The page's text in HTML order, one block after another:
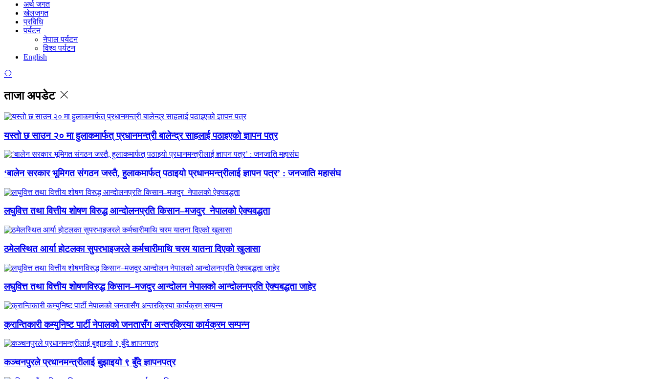
अर्थ जगत
खेलजगत
प्रविधि
पर्यटन
नेपाल पर्यटन
विश्व पर्यटन
English
ताजा अपडेट
यस्तो छ साउन २० मा हुलाकमार्फत् प्रधानमन्त्री बालेन्द्र साहलाई पठाइएको ज्ञापन पत्र
‘बालेन सरकार भूमिगत संगठन जस्तै, हुलाकमार्फत् पठाइयो प्रधानमन्त्रीलाई ज्ञापन पत्र’ : जनजाति महासंघ
लघुवित्त तथा वित्तीय शोषण विरुद्ध आन्दोलनप्रति किसान–मजदुर नेपालको ऐक्यवद्धता
ठमेलस्थित आर्या होटलका सुपरभाइजरले कर्मचारीमाथि चरम यातना दिएको खुलासा
लघुवित्त तथा वित्तीय शोषणविरुद्ध किसान–मजदुर आन्दोलन नेपालको आन्दोलनप्रति ऐक्यबद्धता जाहेर
क्रान्तिकारी कम्युनिष्ट पार्टी नेपालको जनतासँग अन्तरक्रिया कार्यक्रम सम्पन्न
कञ्चनपुरले प्रधानमन्त्रीलाई बुझाइयो ९ बुँदे ज्ञापनपत्र